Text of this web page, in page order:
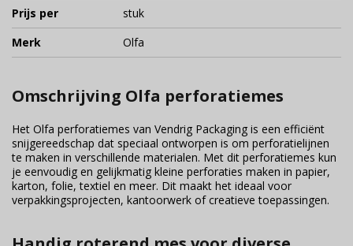
Prijs per
stuk
Merk
Olfa
Omschrijving Olfa perforatiemes
Het Olfa perforatiemes van Vendrig Packaging is een efficiënt
snijgereedschap dat speciaal ontworpen is om perforatielijnen
te maken in verschillende materialen. Met dit perforatiemes kun
je eenvoudig en gelijkmatig kleine perforaties maken in papier,
karton, folie, textiel en meer. Dit maakt het ideaal voor
verpakkingsprojecten, kantoorwerk of creatieve toepassingen.